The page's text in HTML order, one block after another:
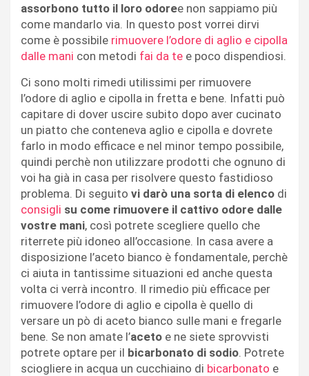
assorbono tutto il loro odoree non sappiamo più
come mandarlo via. In questo post vorrei dirvi
come è possibile rimuovere l’odore di aglio e cipolla
dalle mani con metodi fai da te e poco dispendiosi.
Ci sono molti rimedi utilissimi per rimuovere
l’odore di aglio e cipolla in fretta e bene. Infatti può
capitare di dover uscire subito dopo aver cucinato
un piatto che conteneva aglio e cipolla e dovrete
farlo in modo efficace e nel minor tempo possibile,
quindi perchè non utilizzare prodotti che ognuno di
voi ha già in casa per risolvere questo fastidioso
problema. Di seguito vi darò una sorta di elenco di
consigli su come rimuovere il cattivo odore dalle
vostre mani, così potrete scegliere quello che
riterrete più idoneo all’occasione. In casa avere a
disposizione l’aceto bianco è fondamentale, perchè
ci aiuta in tantissime situazioni ed anche questa
volta ci verrà incontro. Il rimedio più efficace per
rimuovere l’odore di aglio e cipolla è quello di
versare un pò di aceto bianco sulle mani e fregarle
bene. Se non amate l’aceto e ne siete sprovvisti
potrete optare per il bicarbonato di sodio. Potrete
sciogliere in acqua un cucchiaino di bicarbonato e